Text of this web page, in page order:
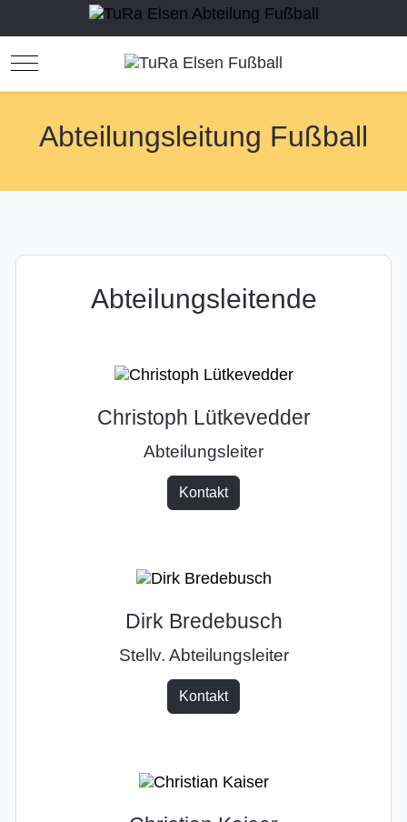
Mobile Menu Toggle
Abteilungsleitung Fußball
Abteilungsleitende
Christoph Lütkevedder
Abteilungsleiter
Kontakt
Dirk Bredebusch
Stellv. Abteilungsleiter
Kontakt